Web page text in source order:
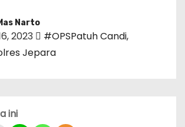
Narto
2023 #OPSPatuh Candi,
Jepara
ini